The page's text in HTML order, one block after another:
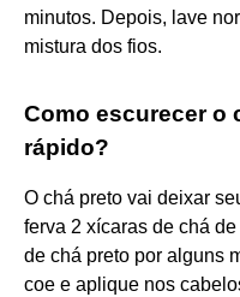
minutos. Depois, lave
mistura dos fios.
Como escurecer o
rápido?
O chá preto vai deixar
ferva 2 xícaras de chá
de chá preto por alguns
coe e aplique nos